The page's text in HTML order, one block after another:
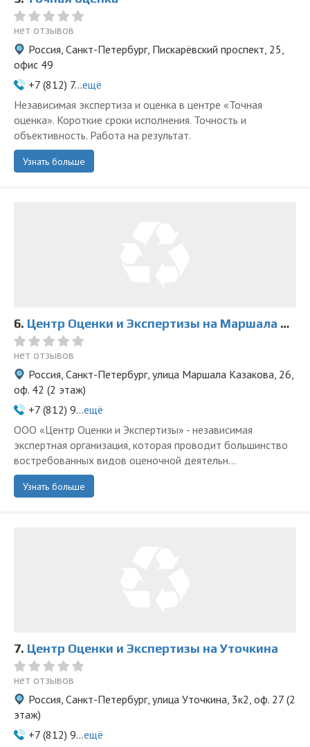
нет отзывов
Россия, Санкт-Петербург, Пискарёвский проспект, 25,
офис 49
+7 (812) 7...ещё
Независимая экспертиза и оценка в центре «Точная
оценка». Короткие сроки исполнения. Точность и
объективность. Работа на результат.
Узнать больше
6. Центр Оценки и Экспертизы на Маршала Казакова
нет отзывов
Россия, Санкт-Петербург, улица Маршала Казакова, 26,
оф. 42 (2 этаж)
+7 (812) 9...ещё
ООО «Центр Оценки и Экспертизы» - независимая
экспертная организация, которая проводит большинство
востребованных видов оценочной деятельн...
Узнать больше
7. Центр Оценки и Экспертизы на Уточкина
нет отзывов
Россия, Санкт-Петербург, улица Уточкина, 3к2, оф. 27 (2
этаж)
+7 (812) 9...ещё